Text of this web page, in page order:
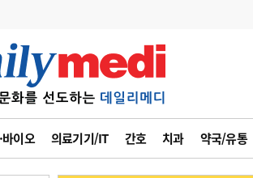
바이오 의료기기/IT 간호 치과 약국/유통
6
관리급여 실시